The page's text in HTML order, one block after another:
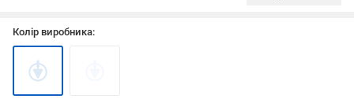
Колір виробника: